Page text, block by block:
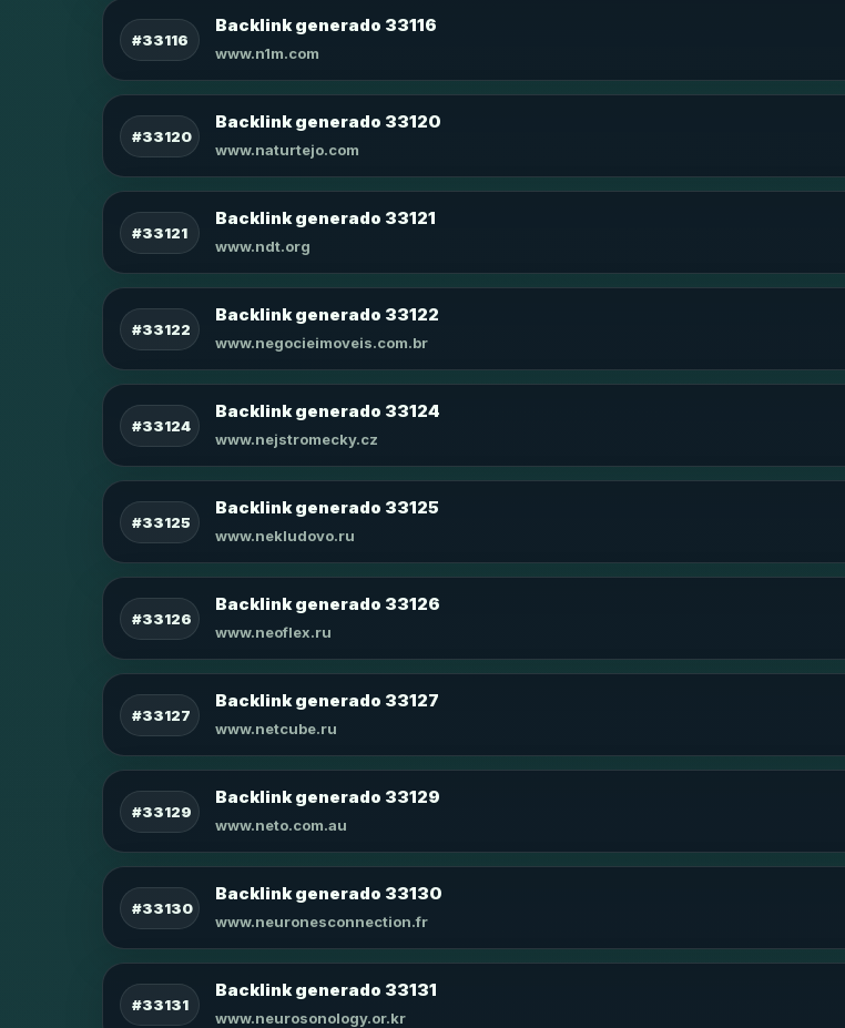
#33116
Backlink generado 33116
www.n1m.com
#33120
Backlink generado 33120
www.naturtejo.com
#33121
Backlink generado 33121
www.ndt.org
#33122
Backlink generado 33122
www.negocieimoveis.com.br
#33124
Backlink generado 33124
www.nejstromecky.cz
#33125
Backlink generado 33125
www.nekludovo.ru
#33126
Backlink generado 33126
www.neoflex.ru
#33127
Backlink generado 33127
www.netcube.ru
#33129
Backlink generado 33129
www.neto.com.au
#33130
Backlink generado 33130
www.neuronesconnection.fr
#33131
Backlink generado 33131
www.neurosonology.or.kr